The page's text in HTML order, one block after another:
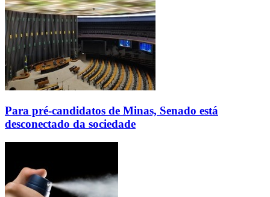
Para pré-candidatos de Minas, Senado está
desconectado da sociedade